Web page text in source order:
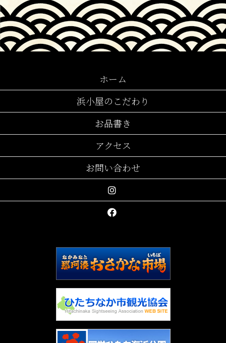
ホーム
浜小屋のこだわり
お品書き
アクセス
お問い合わせ